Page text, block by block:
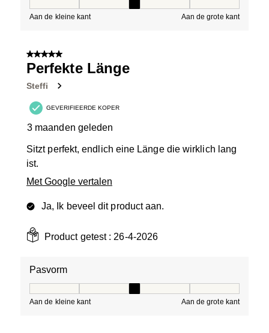
Aan de kleine kant Aan de grote kant
5 van 5 sterren.
Perfekte Länge
Steffi
GEVERIFIEERDE KOPER
3 maanden geleden
Sitzt perfekt, endlich eine Länge die wirklich lang
ist.
Met Google vertalen
Ja, Ik beveel dit product aan.
Product getest :26-4-2026
Pasvorm
Aan de kleine kant Aan de grote kant